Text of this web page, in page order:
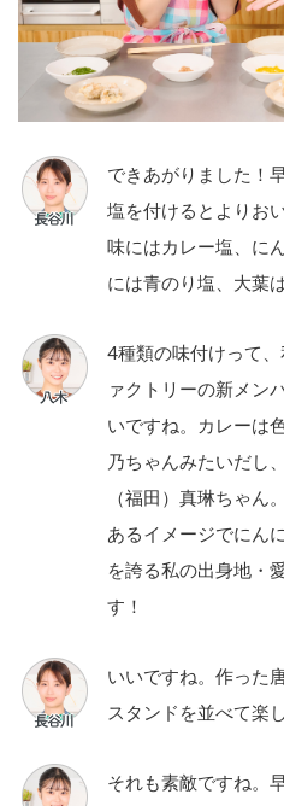
できあがりました！
塩を付けるとよりお
味にはカレー塩、に
には青のり塩、大葉
4種類の味付けって
ァクトリーの新メン
いですね。カレーは
乃ちゃんみたいだし
（福田）真琳ちゃん
あるイメージでにん
を誇る私の出身地・
す！
いいですね。作った
スタンドを並べて楽
それも素敵ですね。